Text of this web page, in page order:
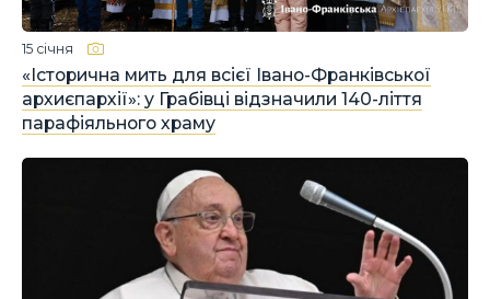
«Історична мить для всієї Івано-Франківської
архиєпархії»: у Грабівці відзначили 140-ліття
парафіяльного храму
15 січня